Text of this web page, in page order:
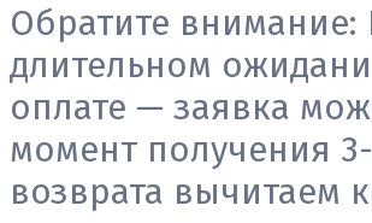
Обратите внимание:
длительном
оплате — заявка
момент получения
возврата вычитаем